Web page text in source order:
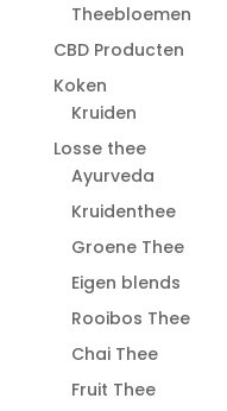
Theebloemen
CBD Producten
Koken
Kruiden
Losse thee
Ayurveda
Kruidenthee
Groene Thee
Eigen blends
Rooibos Thee
Chai Thee
Fruit Thee